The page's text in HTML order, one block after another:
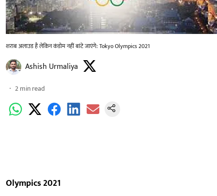
शराब अलाउड है लेकिन कंडोम नहीं बांटे जाएंगे: Tokyo Olympics 2021
Ashish Urmaliya
2min read
Olympics 2021